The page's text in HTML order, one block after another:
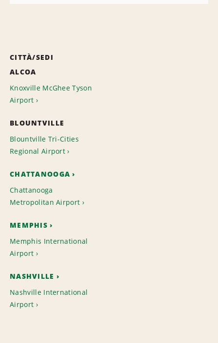
CITTÀ/SEDI
ALCOA
Knoxville McGhee Tyson
Airport
BLOUNTVILLE
Blountville Tri-Cities
Regional Airport
CHATTANOOGA
Chattanooga
Metropolitan Airport
MEMPHIS
Memphis International
Airport
NASHVILLE
Nashville International
Airport